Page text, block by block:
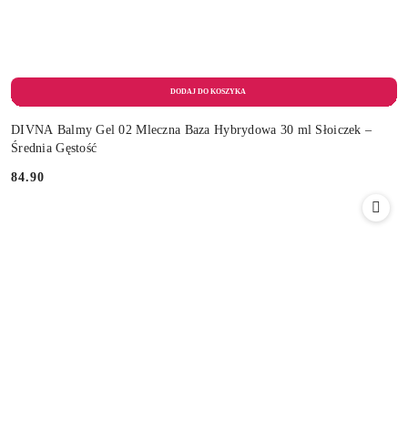
DIVNA Balmy Gel 02 Mleczna Baza Hybrydowa 30 ml Słoiczek –
Średnia Gęstość
Cena:
84.90